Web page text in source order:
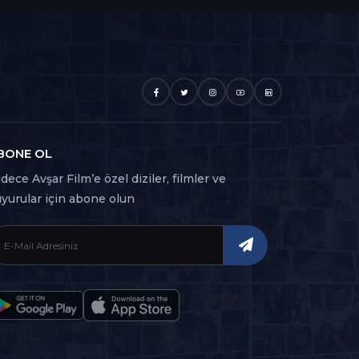
OL
Avşar Film’e özel diziler, filmler ve
için abone olun